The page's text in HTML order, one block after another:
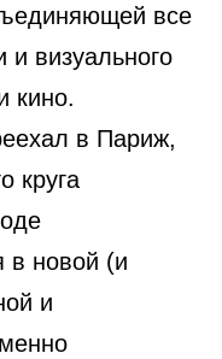
все
и визуального
кино.
в Париж,
круга
в новой (и
и